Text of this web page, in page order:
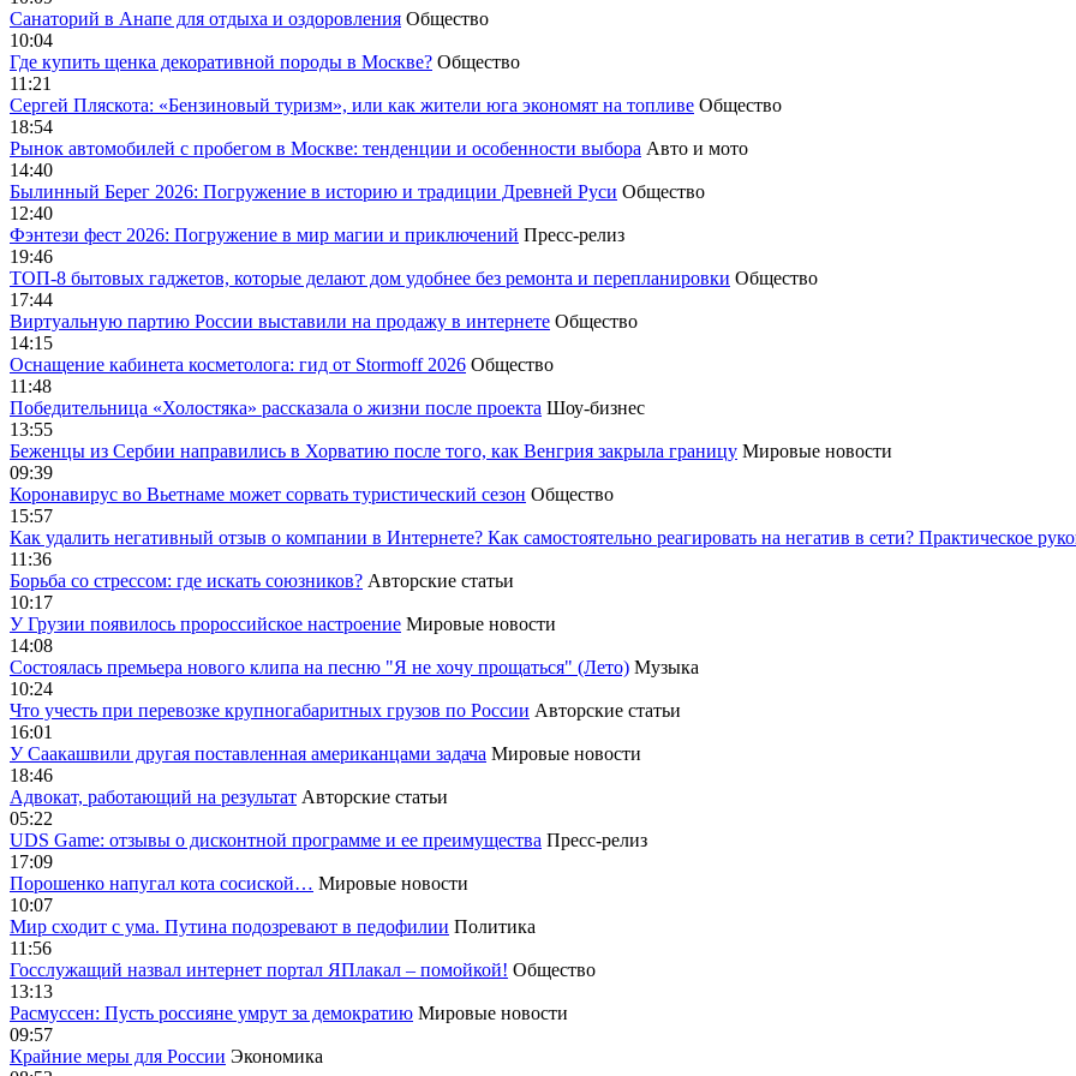
Санаторий в Анапе для отдыха и оздоровления Общество
10:04
Где купить щенка декоративной породы в Москве? Общество
11:21
Сергей Пляскота: «Бензиновый туризм», или как жители юга экономят на топливе Общество
18:54
Рынок автомобилей с пробегом в Москве: тенденции и особенности выбора Авто и мото
14:40
Былинный Берег 2026: Погружение в историю и традиции Древней Руси Общество
12:40
Фэнтези фест 2026: Погружение в мир магии и приключений Пресс-релиз
19:46
ТОП-8 бытовых гаджетов, которые делают дом удобнее без ремонта и перепланировки Общество
17:44
Виртуальную партию России выставили на продажу в интернете Общество
14:15
Оснащение кабинета косметолога: гид от Stormoff 2026 Общество
11:48
Победительница «Холостяка» рассказала о жизни после проекта Шоу-бизнес
13:55
Беженцы из Сербии направились в Хорватию после того, как Венгрия закрыла границу Мировые новости
09:39
Коронавирус во Вьетнаме может сорвать туристический сезон Общество
15:57
Как удалить негативный отзыв о компании в Интернете? Как самостоятельно реагировать на негатив в сети? Практическое
11:36
Борьба со стрессом: где искать союзников? Авторские статьи
10:17
У Грузии появилось пророссийское настроение Мировые новости
14:08
Cостоялась премьера нового клипа на песню "Я не хочу прощаться" (Лето) Музыка
10:24
Что учесть при перевозке крупногабаритных грузов по России Авторские статьи
16:01
У Саакашвили другая поставленная американцами задача Мировые новости
18:46
Адвокат, работающий на результат Авторские статьи
05:22
UDS Game: отзывы о дисконтной программе и ее преимущества Пресс-релиз
17:09
Порошенко напугал кота сосиской… Мировые новости
10:07
Мир сходит с ума. Путина подозревают в педофилии Политика
11:56
Госслужащий назвал интернет портал ЯПлакал – помойкой! Общество
13:13
Расмуссен: Пусть россияне умрут за демократию Мировые новости
09:57
Крайние меры для России Экономика